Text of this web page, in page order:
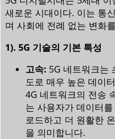
새로운 시대이다. 이는 통
며 사회에 전례 없는 변화
1). 5G 기술의 기본 특성
고속: 5G 네트워크는
도로 매우 높은 데이
4G 네트워크의 전송
는 사용자가 데이터
로드하고 더 원활한
을 의미합니다.